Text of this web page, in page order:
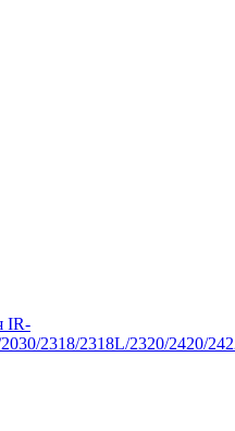
IR-
2318/2318L/2320/2420/